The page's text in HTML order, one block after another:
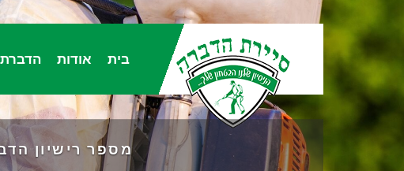
בית אודות
מספר רישיון הדברה 2158 / 2052, באישור המשרד